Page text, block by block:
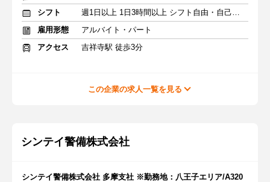
シフト
週1日以上 1日3時間以上 シフト自由・自己申告
雇用形態
アルバイト・パート
アクセス
吉祥寺駅 徒歩3分
この企業の求人一覧を見る
シンテイ警備株式会社
シンテイ警備株式会社 多摩支社 ※勤務地：八王子エリア/A320